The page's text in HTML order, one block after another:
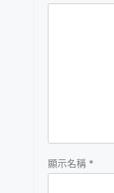
顯示名稱 *